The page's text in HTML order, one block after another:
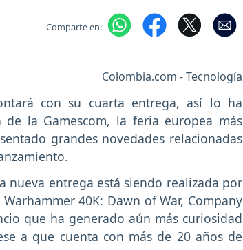
Comparte en:
Colombia.com - Tecnología
con su cuarta entrega, así lo ha
la Gamescom, la feria europea más
grandes novedades relacionadas
nueva entrega está siendo realizada por
40K: Dawn of War, Company
que ha generado aún más curiosidad
a que cuenta con más de 20 años de